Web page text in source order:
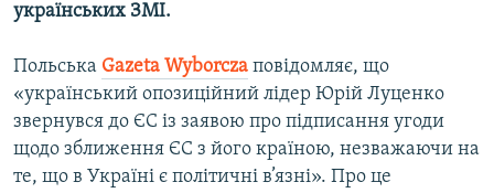
українських ЗМІ.
Польська Gazeta Wyborcza повідомляє, що
«український опозиційний лідер Юрій Луценко
звернувся до ЄС із заявою про підписання угоди
щодо зближення ЄС з його країною, незважаючи на
те, що в Україні є політичні в’язні». Про це